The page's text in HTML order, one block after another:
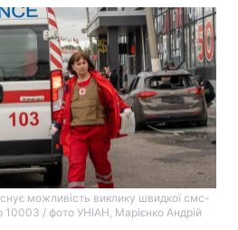
можливість виклику швидкої смс-
/ фото УНІАН, Марієнко Андрій